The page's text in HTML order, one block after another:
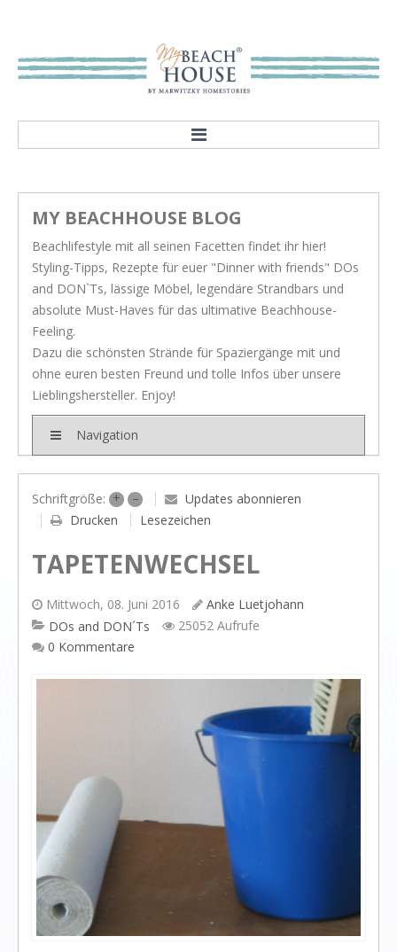
Our mission
Showroom
STYLES
Rivièra Style
Hampton Style
Nordic Style
BRANDS
Rivièra Maison
Gervasoni
Neptune
Dash & Albert
Artwood
PROJEKTE
Dinner with friends
I love my dog!
Wusstet Ihr schon?
Behind the scenes...
Enjoy!
Events
MY BEACHHOUSE BLOG
Beachlifestyle mit all seinen Facetten findet ihr hier!
Styling-Tipps, Rezepte für euer "Dinner with friends" DOs
and DON`Ts, lässige Möbel, legendäre Strandbars und
absolute Must-Haves für das ultimative Beachhouse-
Feeling.
Dazu die schönsten Strände für Spaziergänge mit und
ohne euren besten Freund und tolle Infos über unsere
Lieblingshersteller. Enjoy!
Navigation
Schriftgröße: + –
Updates abonnieren
Drucken
Lesezeichen
TAPETENWECHSEL
Mittwoch, 08. Juni 2016
Anke Luetjohann
DOs and DON´Ts
25052 Aufrufe
0 Kommentare